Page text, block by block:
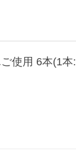
使用 6本(1